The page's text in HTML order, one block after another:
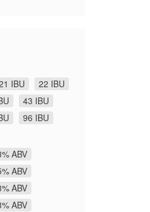
IBU
22 IBU
43 IBU
96 IBU
ABV
ABV
ABV
ABV